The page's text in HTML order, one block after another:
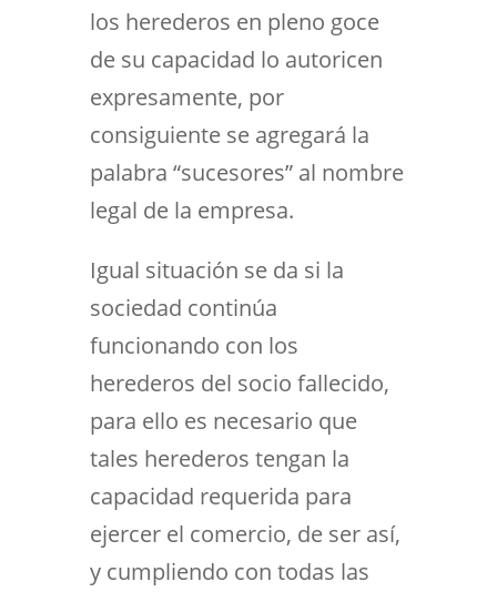
los herederos en pleno goce
de su capacidad lo autoricen
expresamente, por
consiguiente se agregará la
palabra “sucesores” al nombre
legal de la empresa.
Igual situación se da si la
sociedad continúa
funcionando con los
herederos del socio fallecido,
para ello es necesario que
tales herederos tengan la
capacidad requerida para
ejercer el comercio, de ser así,
y cumpliendo con todas las